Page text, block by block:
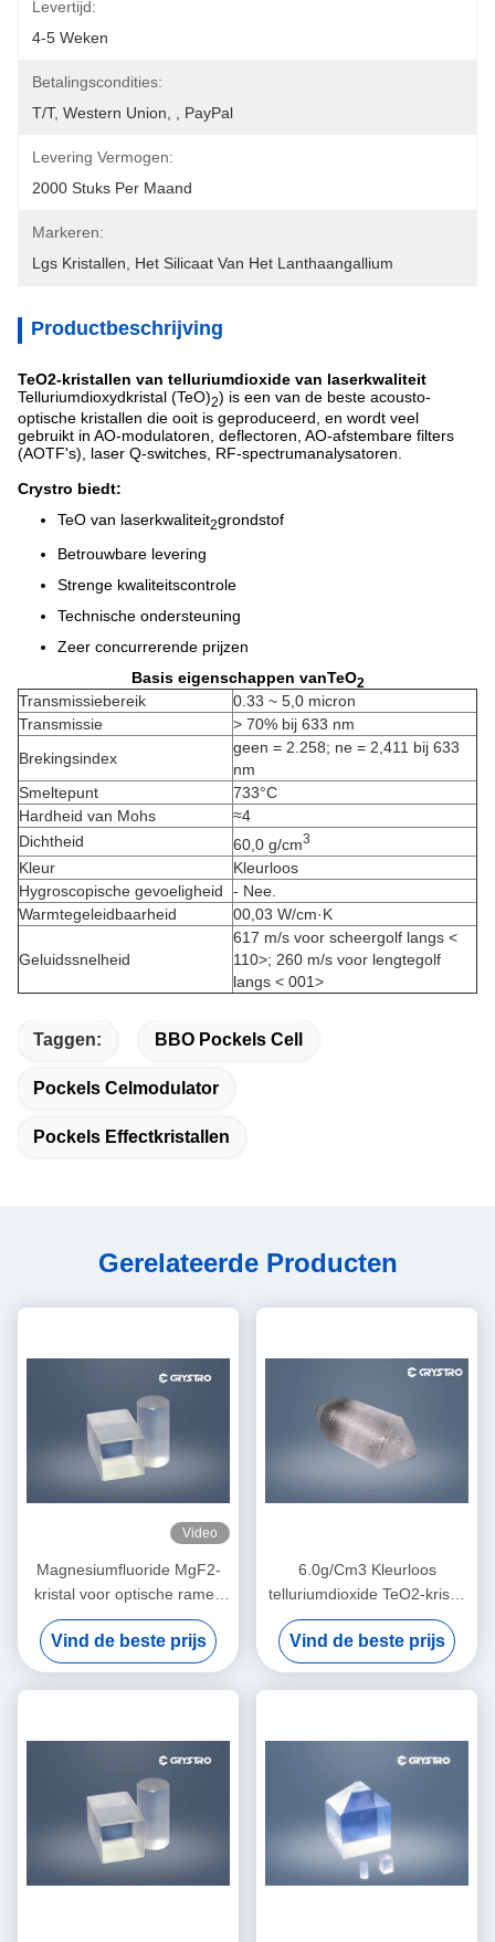
Levertijd:
4-5 Weken
Betalingscondities:
T/T, Western Union, , PayPal
Levering Vermogen:
2000 Stuks Per Maand
Markeren:
Lgs Kristallen
Het Silicaat Van Het Lanthaangallium
Productbeschrijving
TeO2-kristallen van telluriumdioxide van laserkwaliteit
Telluriumdioxydkristal (TeO)2) is een van de beste acousto-
optische kristallen die ooit is geproduceerd, en wordt veel
gebruikt in AO-modulatoren, deflectoren, AO-afstembare filters
(AOTF's), laser Q-switches, RF-spectrumanalysatoren.
Crystro biedt:
TeO van laserkwaliteit2grondstof
Betrouwbare levering
Strenge kwaliteitscontrole
Technische ondersteuning
Zeer concurrerende prijzen
Basis eigenschappen vanTeO2
Transmissiebereik
0.33 ~ 5,0 micron
Transmissie
> 70% bij 633 nm
Brekingsindex
geen = 2.258; ne = 2,411 bij 633
nm
Smeltepunt
733°C
Hardheid van Mohs
≈4
Dichtheid
60,0 g/cm3
Kleur
Kleurloos
Hygroscopische gevoeligheid
- Nee.
Warmtegeleidbaarheid
00,03 W/cm·K
Geluidssnelheid
617 m/s voor scheergolf langs <
110>; 260 m/s voor lengtegolf
langs < 001>
Taggen: BBO Pockels Cell
Pockels Celmodulator
Pockels Effectkristallen
Gerelateerde Producten
Video
Magnesiumfluoride MgF2-
kristal voor optische ramen
en lenzen
Vind de beste prijs
6.0g/Cm3 Kleurloos
telluriumdioxide TeO2-kristal
van laserkwaliteit
Vind de beste prijs